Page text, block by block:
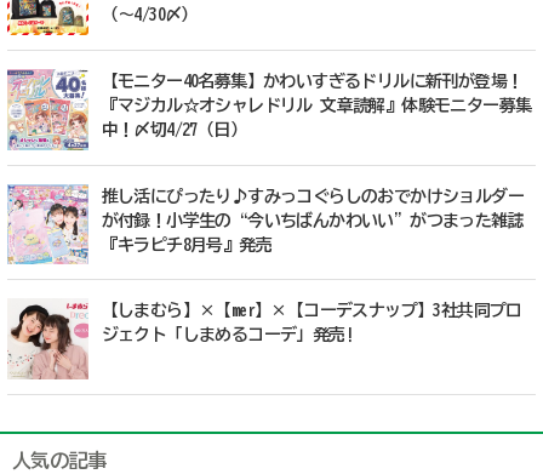
（〜4/30〆）
【モニター40名募集】かわいすぎるドリルに新刊が登場！
『マジカル☆オシャレドリル 文章読解』体験モニター募集
中！〆切4/27（日）
推し活にぴったり♪すみっコぐらしのおでかけショルダー
が付録！小学生の“今いちばんかわいい”がつまった雑誌
『キラピチ8月号』発売
【しまむら】×【mer】×【コーデスナップ】3社共同プロ
ジェクト「しまめるコーデ」発売!
人気の記事